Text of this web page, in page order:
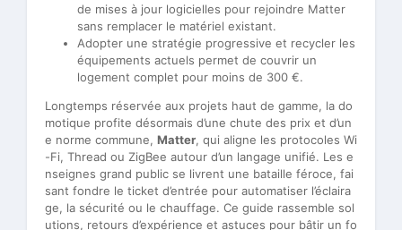
de mises à jour logicielles pour rejoindre Matter
sans remplacer le matériel existant.
Adopter une stratégie progressive et recycler les
équipements actuels permet de couvrir un
logement complet pour moins de 300 €.
Longtemps réservée aux projets haut de gamme, la do
motique profite désormais d’une chute des prix et d’un
e norme commune, Matter, qui aligne les protocoles Wi
-Fi, Thread ou ZigBee autour d’un langage unifié. Les e
nseignes grand public se livrent une bataille féroce, fai
sant fondre le ticket d’entrée pour automatiser l’éclaira
ge, la sécurité ou le chauffage. Ce guide rassemble sol
utions, retours d’expérience et astuces pour bâtir un fo